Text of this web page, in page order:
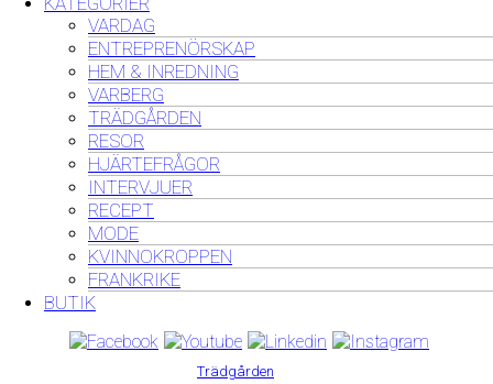
VARDAG
ENTREPRENÖRSKAP
HEM & INREDNING
VARBERG
TRÄDGÅRDEN
RESOR
HJÄRTEFRÅGOR
INTERVJUER
RECEPT
MODE
KVINNOKROPPEN
FRANKRIKE
BUTIK
Trädgården